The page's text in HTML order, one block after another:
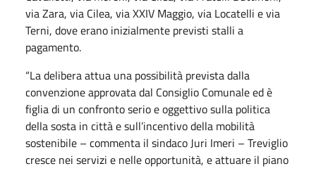
via Zara, via Cilea, via XXIV Maggio, via Locatelli e via
Terni, dove erano inizialmente previsti stalli a
pagamento.
“La delibera attua una possibilità prevista dalla
convenzione approvata dal Consiglio Comunale ed è
figlia di un confronto serio e oggettivo sulla politica
della sosta in città e sull’incentivo della mobilità
sostenibile – commenta il sindaco Juri Imeri – Treviglio
cresce nei servizi e nelle opportunità, e attuare il piano